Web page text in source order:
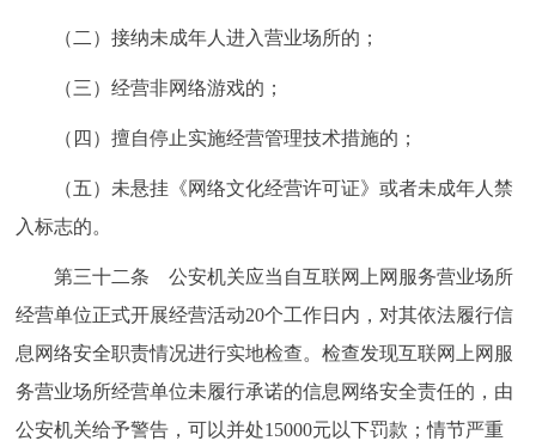
（二）接纳未成年人进入营业场所的；
（三）经营非网络游戏的；
（四）擅自停止实施经营管理技术措施的；
（五）未悬挂《网络文化经营许可证》或者未成年人禁
入标志的。
第三十二条 公安机关应当自互联网上网服务营业场所
经营单位正式开展经营活动20个工作日内，对其依法履行信
息网络安全职责情况进行实地检查。检查发现互联网上网服
务营业场所经营单位未履行承诺的信息网络安全责任的，由
公安机关给予警告，可以并处15000元以下罚款；情节严重